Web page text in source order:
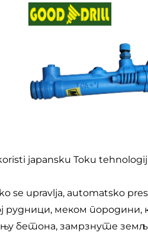
japansku Toku
se upravlja, automatsko
рудници, меком породини,
бетона, замрзнуте